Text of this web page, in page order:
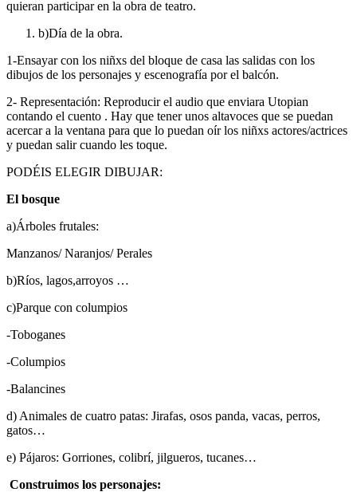
quieran participar en la obra de teatro.
b)Día de la obra.
1-Ensayar con los niñxs del bloque de casa las salidas con los
dibujos de los personajes y escenografía por el balcón.
2- Representación: Reproducir el audio que enviara Utopian
contando el cuento . Hay que tener unos altavoces que se puedan
acercar a la ventana para que lo puedan oír los niñxs actores/actrices
y puedan salir cuando les toque.
PODÉIS ELEGIR DIBUJAR:
El bosque
a)Árboles frutales:
Manzanos/ Naranjos/ Perales
b)Ríos, lagos,arroyos …
c)Parque con columpios
-Toboganes
-Columpios
-Balancines
d) Animales de cuatro patas: Jirafas, osos panda, vacas, perros,
gatos…
e) Pájaros: Gorriones, colibrí, jilgueros, tucanes…
Construimos los personajes: